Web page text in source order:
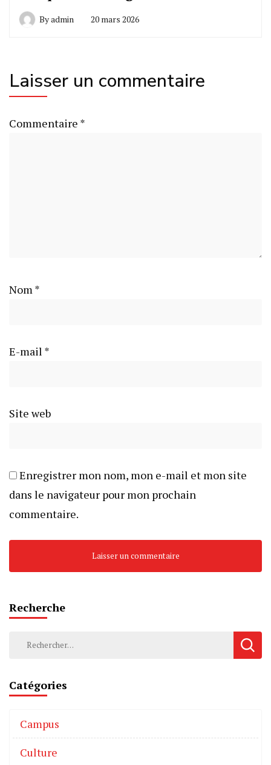
Byadmin 20 mars 2026
Laisser un commentaire
Commentaire *
Nom *
E-mail *
Site web
Enregistrer mon nom, mon e-mail et mon site
dans le navigateur pour mon prochain
commentaire.
Recherche
Catégories
Campus
Culture